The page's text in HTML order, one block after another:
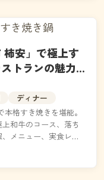
安」で極上す
トランの魅力
ディナー
格すき焼きを堪能。
和牛のコース、落ち
メニュー、実食レビ
待、観光ランチにも